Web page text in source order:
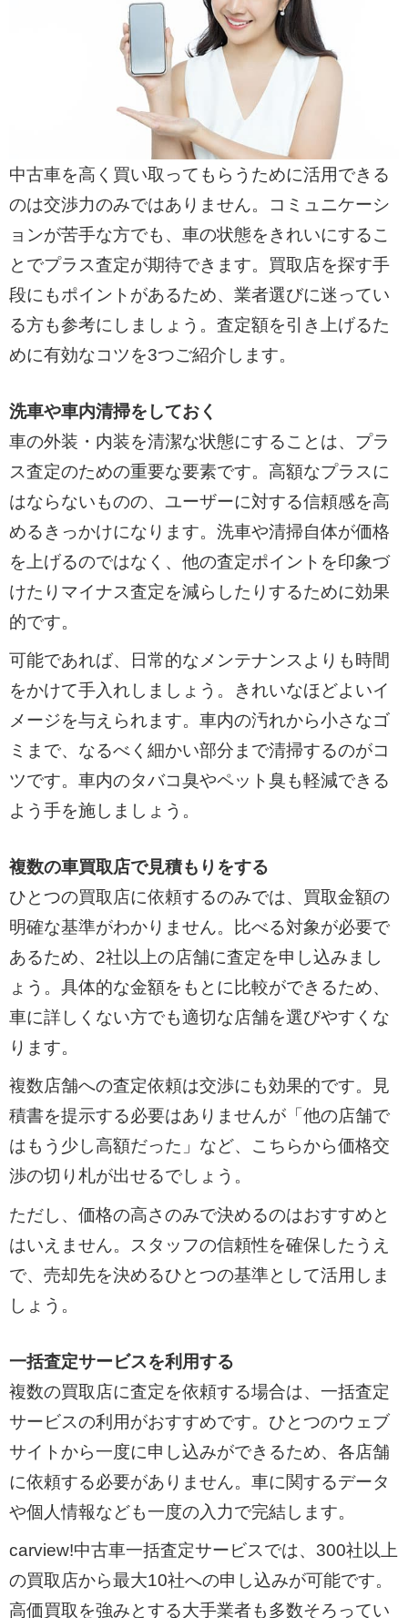
中古車を高く買い取ってもらうために活用できる
のは交渉力のみではありません。コミュニケーシ
ョンが苦手な方でも、車の状態をきれいにするこ
とでプラス査定が期待できます。買取店を探す手
段にもポイントがあるため、業者選びに迷ってい
る方も参考にしましょう。査定額を引き上げるた
めに有効なコツを3つご紹介します。
洗車や車内清掃をしておく
車の外装・内装を清潔な状態にすることは、プラ
ス査定のための重要な要素です。高額なプラスに
はならないものの、ユーザーに対する信頼感を高
めるきっかけになります。洗車や清掃自体が価格
を上げるのではなく、他の査定ポイントを印象づ
けたりマイナス査定を減らしたりするために効果
的です。
可能であれば、日常的なメンテナンスよりも時間
をかけて手入れしましょう。きれいなほどよいイ
メージを与えられます。車内の汚れから小さなゴ
ミまで、なるべく細かい部分まで清掃するのがコ
ツです。車内のタバコ臭やペット臭も軽減できる
よう手を施しましょう。
複数の車買取店で見積もりをする
ひとつの買取店に依頼するのみでは、買取金額の
明確な基準がわかりません。比べる対象が必要で
あるため、2社以上の店舗に査定を申し込みまし
ょう。具体的な金額をもとに比較ができるため、
車に詳しくない方でも適切な店舗を選びやすくな
ります。
複数店舗への査定依頼は交渉にも効果的です。見
積書を提示する必要はありませんが「他の店舗で
はもう少し高額だった」など、こちらから価格交
渉の切り札が出せるでしょう。
ただし、価格の高さのみで決めるのはおすすめと
はいえません。スタッフの信頼性を確保したうえ
で、売却先を決めるひとつの基準として活用しま
しょう。
一括査定サービスを利用する
複数の買取店に査定を依頼する場合は、一括査定
サービスの利用がおすすめです。ひとつのウェブ
サイトから一度に申し込みができるため、各店舗
に依頼する必要がありません。車に関するデータ
や個人情報なども一度の入力で完結します。
carview!中古車一括査定サービスでは、300社以上
の買取店から最大10社への申し込みが可能です。
高価買取を強みとする大手業者も多数そろってい